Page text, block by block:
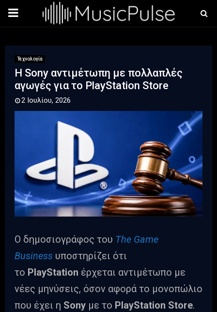
PRIMARY
Τεχνολογία
Η Sony αντιμέτωπη με πολλαπλές
αγωγές για το PlayStation Store
2 Ιουλίου, 2026
Ο δημοσιογράφος του The Game
Business υποστηρίζει ότι
το PlayStation έρχεται αντιμέτωπο με
νέες μηνύσεις, όσον αφορά το μονοπώλιο
που έχει η Sony με το PlayStation Store.